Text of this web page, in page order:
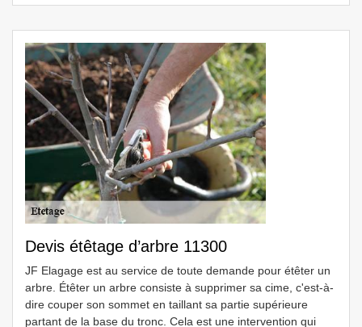
Devis étêtage d’arbre 11300
JF Elagage est au service de toute demande pour étêter un
arbre. Étêter un arbre consiste à supprimer sa cime, c'est-à-
dire couper son sommet en taillant sa partie supérieure
partant de la base du tronc. Cela est une intervention qui